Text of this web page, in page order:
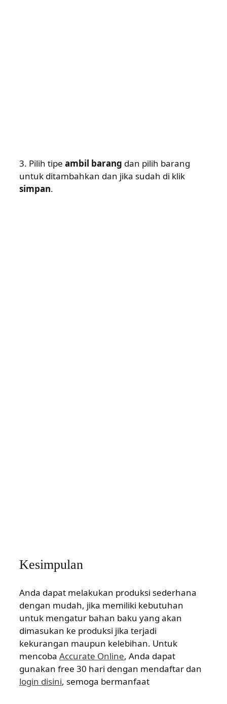
3. Pilih tipe ambil barang dan pilih barang
untuk ditambahkan dan jika sudah di klik
simpan.
Kesimpulan
Anda dapat melakukan produksi sederhana
dengan mudah, jika memiliki kebutuhan
untuk mengatur bahan baku yang akan
dimasukan ke produksi jika terjadi
kekurangan maupun kelebihan. Untuk
mencoba Accurate Online, Anda dapat
gunakan free 30 hari dengan mendaftar dan
login disini, semoga bermanfaat